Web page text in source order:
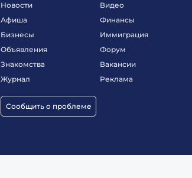
Новости
Афиша
Бизнесы
Объявления
Знакомства
Журнал
Сообщить о проблеме
Видео
Финансы
Иммиграция
Форум
Вакансии
Реклама